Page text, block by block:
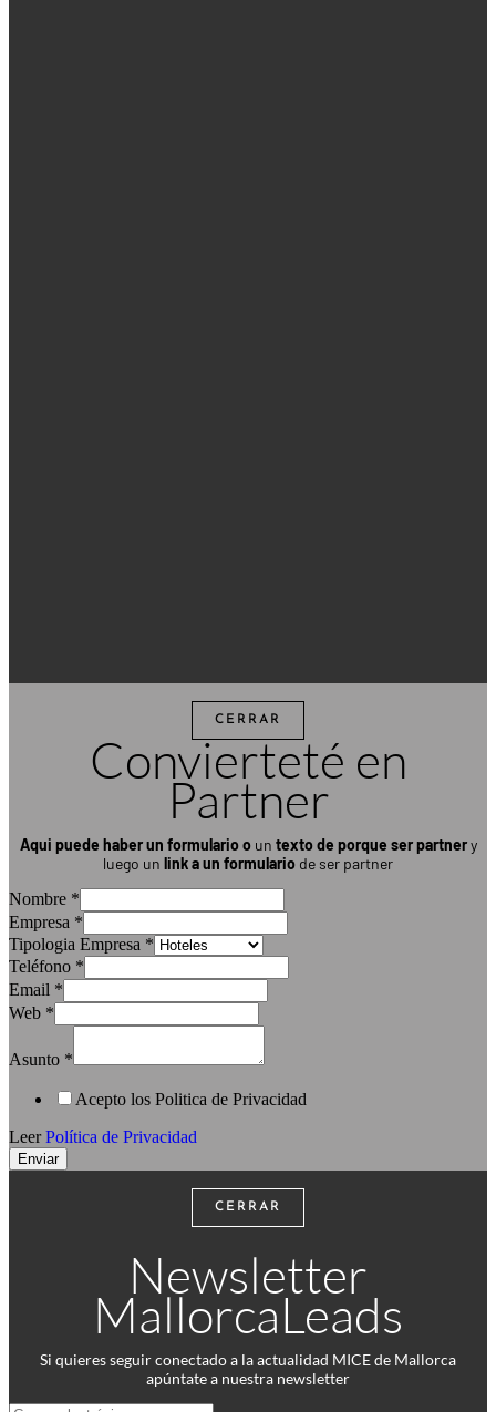
CERRAR
Convierteté en
Partner
Aqui puede haber un formulario oun texto de porque ser partnery
luego un link a un formulario de ser partner
Nombre *
Empresa *
Tipologia Empresa *
Teléfono *
Email *
Web *
Asunto *
Acepto los Politica de Privacidad
LeerPolítica de Privacidad
Enviar
CERRAR
Newsletter
MallorcaLeads
Si quieres seguir conectado a la actualidad MICE de Mallorca
apúntate a nuestra newsletter